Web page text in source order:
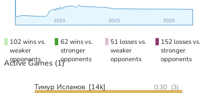
2024 2025 2026
102 wins vs.
weaker
opponents
62 wins vs.
stronger
opponents
51 losses vs.
weaker
opponents
152 losses vs.
stronger
opponents
Active Games (1)
Тимур Исламов [14k] 0:30 (3)